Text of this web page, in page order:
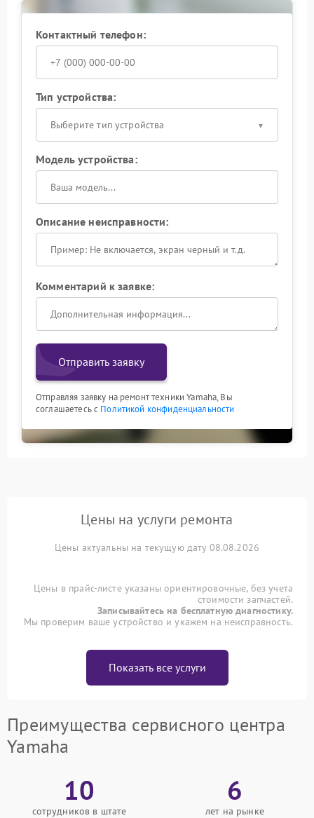
Контактный телефон:
Тип устройства:
Выберите тип устройства
Модель устройства:
Описание неисправности:
Комментарий к заявке:
Отправить заявку
Отправляя заявку на ремонт техники Yamaha, Вы
соглашаетесь с Политикой конфиденциальности
Цены на услуги ремонта
Цены актуальны на текущую дату 08.08.2026
Цены в прайс-листе указаны ориентировочные, без учета
стоимости запчастей.
Записывайтесь на бесплатную диагностику.
Мы проверим ваше устройство и укажем на неисправность.
Показать все услуги
Преимущества сервисного центра
Yamaha
10
сотрудников в штате
6
лет на рынке